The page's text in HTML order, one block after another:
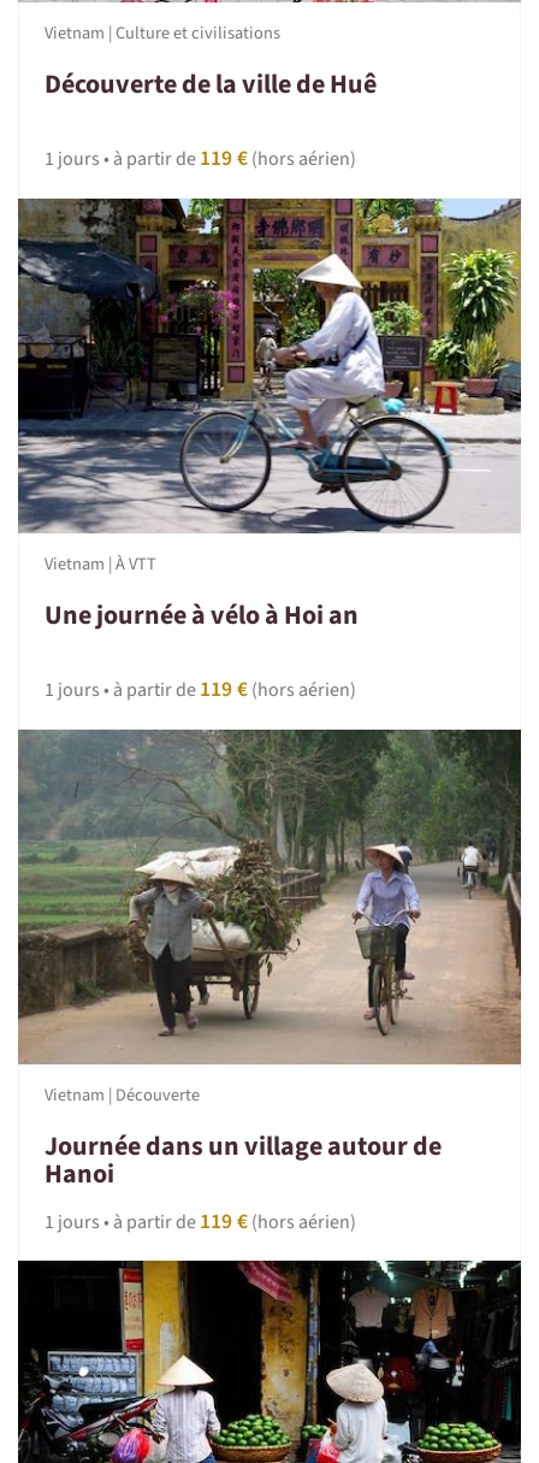
Vietnam | Culture et civilisations
Découverte de la ville de Huê
1 jours • à partir de119 €(hors aérien)
Vietnam | À VTT
Une journée à vélo à Hoi an
1 jours • à partir de119 €(hors aérien)
Vietnam | Découverte
Journée dans un village autour de
Hanoi
1 jours • à partir de119 €(hors aérien)